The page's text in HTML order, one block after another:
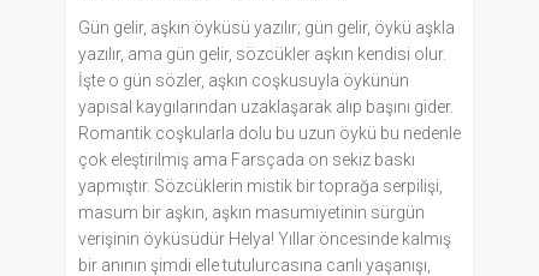
Gün gelir, aşkın öyküsü yazılır; gün gelir, öykü aşkla
yazılır, ama gün gelir, sözcükler aşkın kendisi olur.
İşte o gün sözler, aşkın coşkusuyla öykünün
yapısal kaygılarından uzaklaşarak alıp başını gider.
Romantik coşkularla dolu bu uzun öykü bu nedenle
çok eleştirilmiş ama Farsçada on sekiz baskı
yapmıştır. Sözcüklerin mistik bir toprağa serpilişi,
masum bir aşkın, aşkın masumiyetinin sürgün
verişinin öyküsüdür Helya! Yıllar öncesinde kalmış
bir anının şimdi elle tutulurcasına canlı yaşanışı,